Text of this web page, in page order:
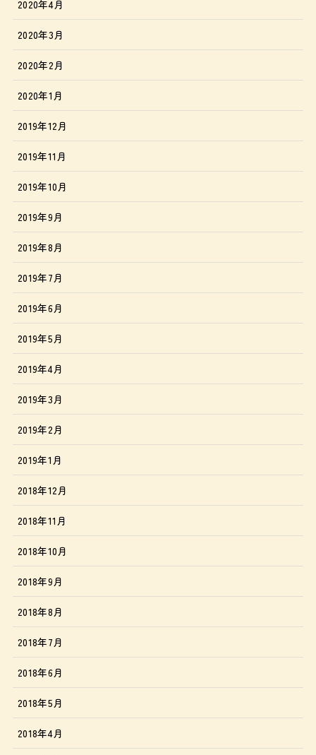
2020年4月
2020年3月
2020年2月
2020年1月
2019年12月
2019年11月
2019年10月
2019年9月
2019年8月
2019年7月
2019年6月
2019年5月
2019年4月
2019年3月
2019年2月
2019年1月
2018年12月
2018年11月
2018年10月
2018年9月
2018年8月
2018年7月
2018年6月
2018年5月
2018年4月